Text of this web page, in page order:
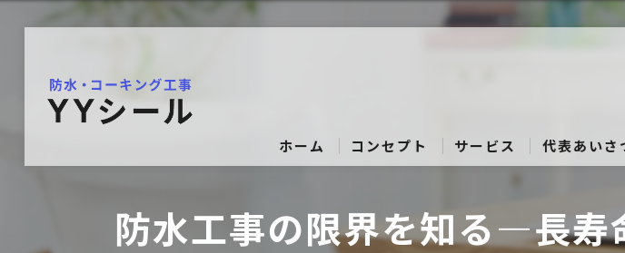
ホーム コンセプト サービス 代表あいさ
防水工事の限界を知る—長